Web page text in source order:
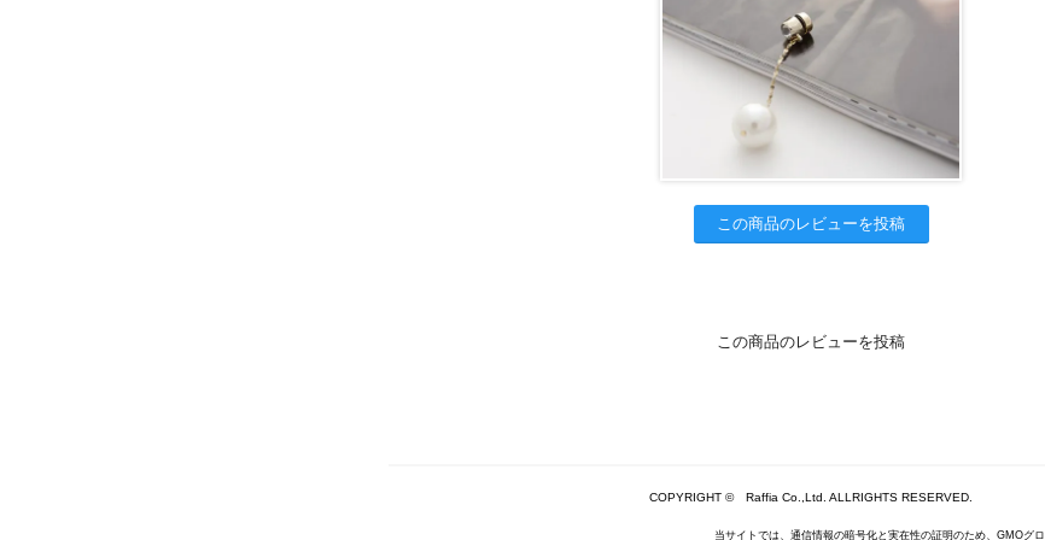
この商品のレビューを投稿
この商品のレビューを投稿
COPYRIGHT © Raffia Co.,Ltd. ALLRIGHTS RESERVED.
当サイトでは、通信情報の暗号化と実在性の証明のため、GMOグロ